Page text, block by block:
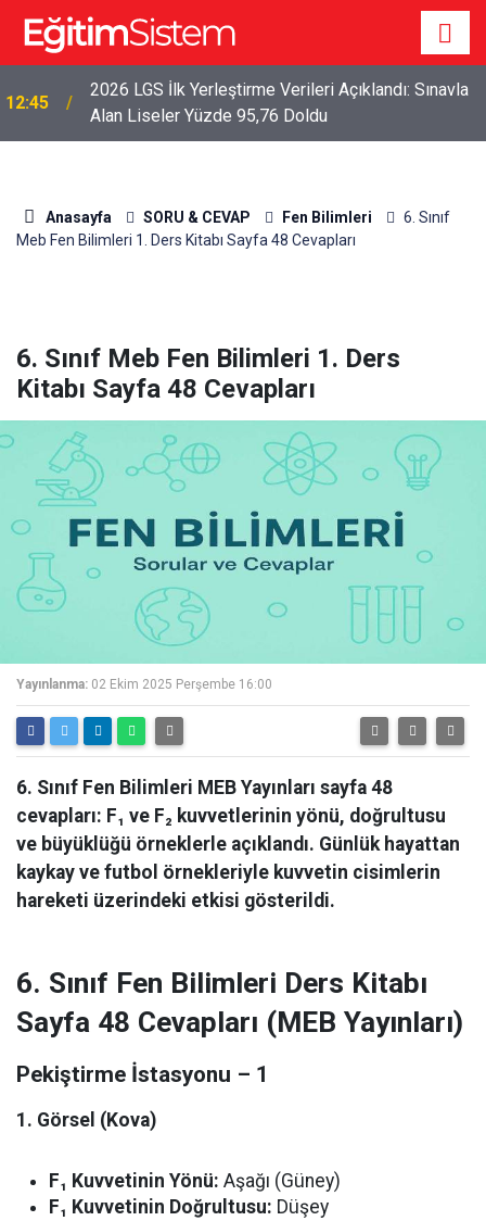
12:45
2026 LGS İlk Yerleştirme Verileri Açıklandı: Sınavla
Alan Liseler Yüzde 95,76 Doldu
Anasayfa SORU & CEVAP Fen Bilimleri
6. Sınıf
Meb Fen Bilimleri 1. Ders Kitabı Sayfa 48 Cevapları
6. Sınıf Meb Fen Bilimleri 1. Ders
Kitabı Sayfa 48 Cevapları
Yayınlanma: 02 Ekim 2025 Perşembe 16:00
6. Sınıf Fen Bilimleri MEB Yayınları sayfa 48
cevapları: F₁ ve F₂ kuvvetlerinin yönü, doğrultusu
ve büyüklüğü örneklerle açıklandı. Günlük hayattan
kaykay ve futbol örnekleriyle kuvvetin cisimlerin
hareketi üzerindeki etkisi gösterildi.
6. Sınıf Fen Bilimleri Ders Kitabı
Sayfa 48 Cevapları (MEB Yayınları)
Pekiştirme İstasyonu – 1
1. Görsel (Kova)
F₁ Kuvvetinin Yönü: Aşağı (Güney)
F₁ Kuvvetinin Doğrultusu: Düşey